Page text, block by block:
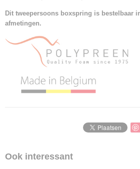
Dit tweepersoons boxspring is bestelbaar
afmetingen.
Ook interessant